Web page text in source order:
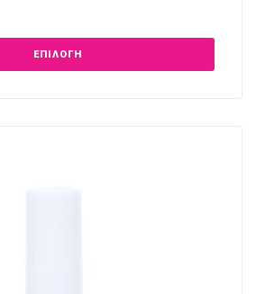
ΕΠΙΛΟΓΉ